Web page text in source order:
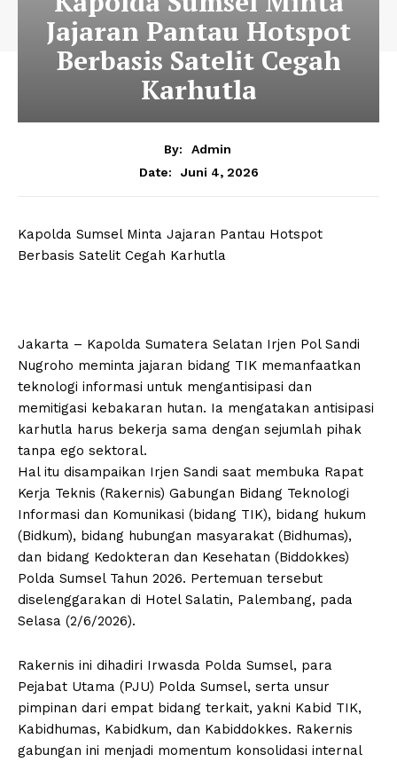
Jajaran Pantau Hotspot
Berbasis Satelit Cegah
Karhutla
By:
Admin
Date:
Juni 4, 2026
Kapolda Sumsel Minta Jajaran Pantau Hotspot
Berbasis Satelit Cegah Karhutla
Jakarta – Kapolda Sumatera Selatan Irjen Pol Sandi
Nugroho meminta jajaran bidang TIK memanfaatkan
teknologi informasi untuk mengantisipasi dan
memitigasi kebakaran hutan. Ia mengatakan antisipasi
karhutla harus bekerja sama dengan sejumlah pihak
tanpa ego sektoral.
Hal itu disampaikan Irjen Sandi saat membuka Rapat
Kerja Teknis (Rakernis) Gabungan Bidang Teknologi
Informasi dan Komunikasi (bidang TIK), bidang hukum
(Bidkum), bidang hubungan masyarakat (Bidhumas),
dan bidang Kedokteran dan Kesehatan (Biddokkes)
Polda Sumsel Tahun 2026. Pertemuan tersebut
diselenggarakan di Hotel Salatin, Palembang, pada
Selasa (2/6/2026).
Rakernis ini dihadiri Irwasda Polda Sumsel, para
Pejabat Utama (PJU) Polda Sumsel, serta unsur
pimpinan dari empat bidang terkait, yakni Kabid TIK,
Kabidhumas, Kabidkum, dan Kabiddokkes. Rakernis
gabungan ini menjadi momentum konsolidasi internal